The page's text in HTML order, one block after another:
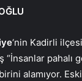
‘nin Kadirli
“İnsanlar pahalı
alamıyor.